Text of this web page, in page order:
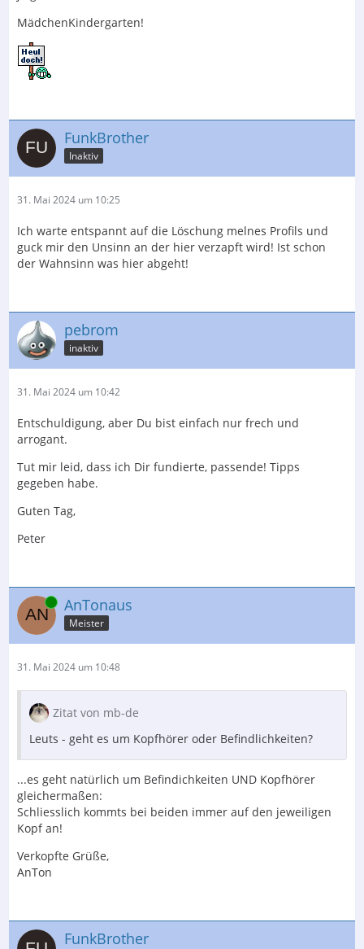
MädchenKindergarten!
FunkBrother
Inaktiv
31. Mai 2024 um 10:25
Ich warte entspannt auf die Löschung melnes Profils und
guck mir den Unsinn an der hier verzapft wird! Ist schon
der Wahnsinn was hier abgeht!
pebrom
inaktiv
31. Mai 2024 um 10:42
Entschuldigung, aber Du bist einfach nur frech und
arrogant.
Tut mir leid, dass ich Dir fundierte, passende! Tipps
gegeben habe.
Guten Tag,
Peter
Online AnTonaus
Meister
31. Mai 2024 um 10:48
Zitat von mb-de
Leuts - geht es um Kopfhörer oder Befindlichkeiten?
...es geht natürlich um Befindichkeiten UND Kopfhörer
gleichermaßen:
Schliesslich kommts bei beiden immer auf den jeweiligen
Kopf an!
Verkopfte Grüße,
AnTon
FunkBrother